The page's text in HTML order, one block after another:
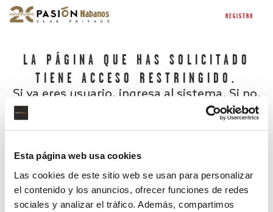
Esta página web usa cookies
Las cookies de este sitio web se usan para personalizar
el contenido y los anuncios, ofrecer funciones de redes
sociales y analizar el tráfico. Además, compartimos
REGISTRO
LA PÁGINA QUE HAS SOLICITADO
TIENE ACCESO RESTRINGIDO.
Si ya eres usuario, ingresa al sistema. Si no,